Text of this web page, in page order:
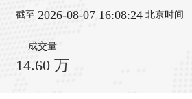
截至 2026-08-07 16:08:24 北京时间
成交量
14.60 万